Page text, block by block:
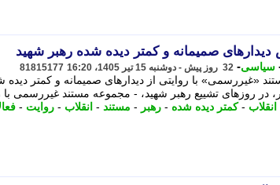
صمیمانه و کمتر دیده شده رهبر شهید
سیاسی- 32 روز پیش - دوشنبه 15 تیر 1405، 16:20 81815177
«غیررسمی» با روایتی از دیدارهای صمیمانه و کمتر دیده
در روزهای تشییع رهبر شهید، - مجموعه مستند غیررسمی با
-کمتر دیده شده - رهبر - مستند - انقلاب - روایت -